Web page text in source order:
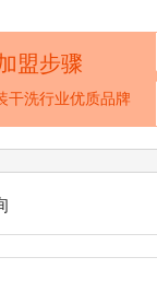
盟步骤
干洗行业优质品牌